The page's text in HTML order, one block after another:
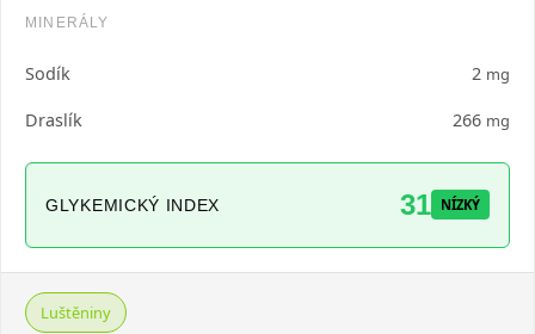
MINERÁLY
Sodík 2 mg
Draslík 266 mg
GLYKEMICKÝ INDEX 31 NÍZKÝ
Luštěniny